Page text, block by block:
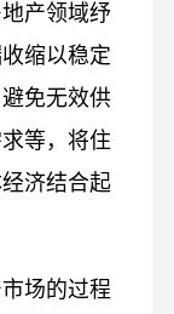
产领域纾
缩以稳定
免无效供
等，将住
济结合起
场的过程